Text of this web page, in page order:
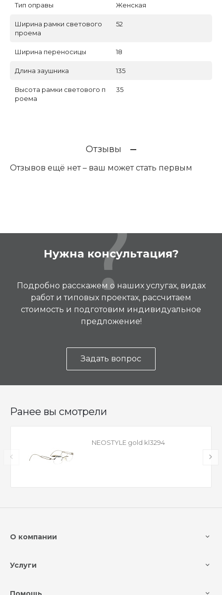
Тип оправы Женская
Ширина рамки светового
проема
52
Ширина переносицы 18
Длина заушника 135
Высота рамки светового п
роема
35
Отзывы
Отзывов ещё нет – ваш может стать первым
Нужна консультация?
Подробно расскажем о наших услугах, видах
работ и типовых проектах, рассчитаем
стоимость и подготовим индивидуальное
предложение!
Задать вопрос
Ранее вы смотрели
NEOSTYLE gold kl3294
О компании
Услуги